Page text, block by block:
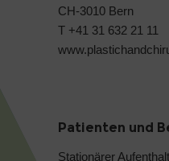
CH-3010 Bern
T +41 31 632 21 11
Patienten und
Stationärer Aufenthalt